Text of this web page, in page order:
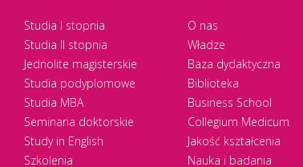
Studia I stopnia
Studia II stopnia
Jednolite magisterskie
Studia podyplomowe
Studia MBA
Seminaria doktorskie
Study in English
Szkolenia
O nas
Władze
Baza dydaktyczna
Biblioteka
Business School
Collegium Medicum
Jakość kształcenia
Nauka i badania